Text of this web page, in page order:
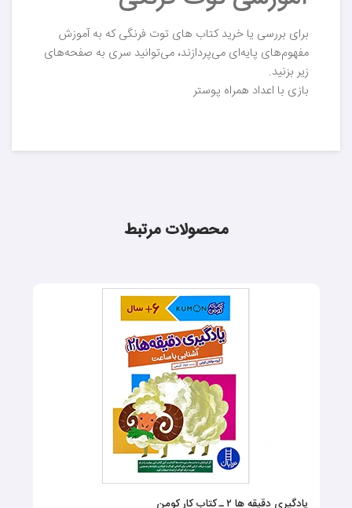
برای بررسی یا خرید کتاب های توت فرنگی که به آموزش
مفهوم‌های پایه‌ای می‌پردازند، می‌توانید سری به صفحه‌های
زیر بزنید.
بازی با اعداد همراه پوستر
محصولات مرتبط
یادگیری دقیقه ها ۲ ـ کتاب کار کومن